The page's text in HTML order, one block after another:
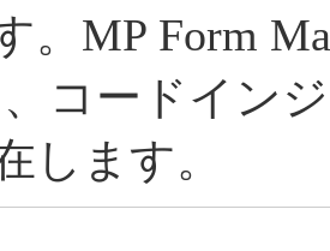
。MP Form
コードイン
します。